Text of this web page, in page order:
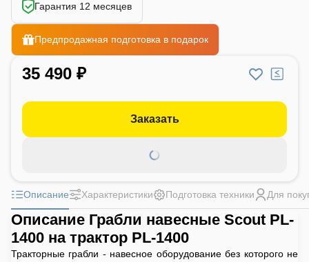
Гарантия 12 месяцев
Предпродажная подготовка в подарок
35 490 ₽
Заказать
Описание Характеристики Подготовка техники Для
Описание Грабли навесные Scout PL-
1400 на трактор PL-1400
Тракторные грабли - навесное оборудование без которого не